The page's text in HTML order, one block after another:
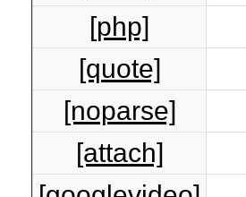
[php]
[quote]
[noparse]
[attach]